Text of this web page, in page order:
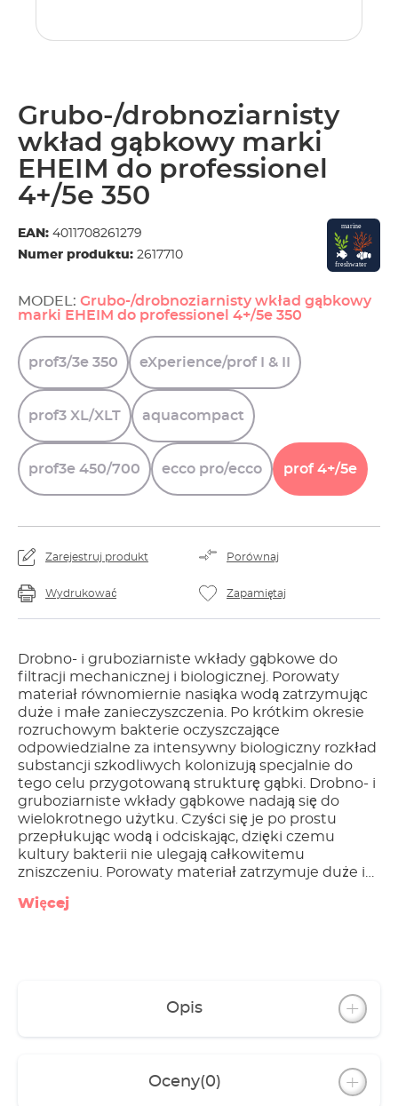
Grubo-/drobnoziarnisty
wkład gąbkowy marki
EHEIM do professionel
4+/5e 350
EAN: 4011708261279
Numer produktu: 2617710
MODEL: Grubo-/drobnoziarnisty wkład gąbkowy
marki EHEIM do professionel 4+/5e 350
prof3/3e 350 eXperience/prof &
prof3 XL/XLT aquacompact
prof3e 450/700 ecco pro/ecco prof 4+/5e
Zarejestruj produkt Porównaj
Wydrukować Zapamiętaj
Drobno- i gruboziarniste wkłady gąbkowe do
filtracji mechanicznej i biologicznej. Porowaty
materiał równomiernie nasiąka wodą zatrzymując
duże i małe zanieczyszczenia. Po krótkim okresie
rozruchowym bakterie oczyszczające
odpowiedzialne za intensywny biologiczny rozkład
substancji szkodliwych kolonizują specjalnie do
tego celu przygotowaną strukturę gąbki. Drobno- i
gruboziarniste wkłady gąbkowe nadają się do
wielokrotnego użytku. Czyści się je po prostu
przepłukując wodą i odciskając, dzięki czemu
kultury bakterii nie ulegają całkowitemu
zniszczeniu. Porowaty materiał zatrzymuje duże i
kolonizacji przez kultury bakterii Wielokrotnego
Więcej
Opis
Oceny(0)